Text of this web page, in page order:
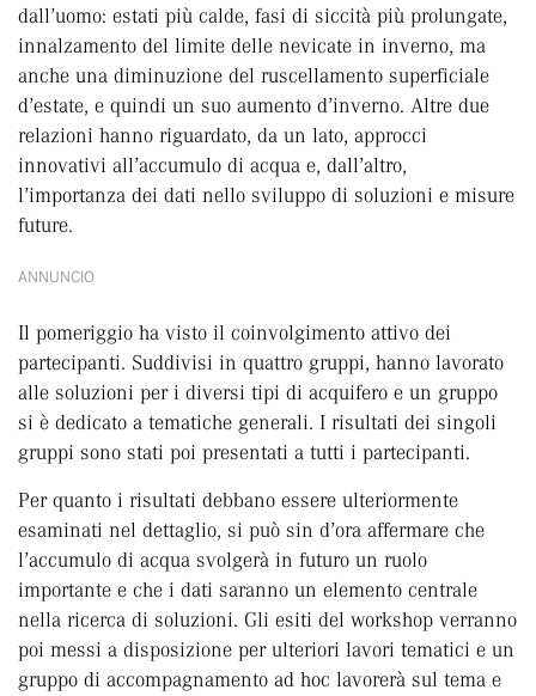
dall’uomo: estati più calde, fasi di siccità più prolungate,
innalzamento del limite delle nevicate in inverno, ma
anche una diminuzione del ruscellamento superficiale
d’estate, e quindi un suo aumento d’inverno. Altre due
relazioni hanno riguardato, da un lato, approcci
innovativi all’accumulo di acqua e, dall’altro,
l’importanza dei dati nello sviluppo di soluzioni e misure
future.
ANNUNCIO
Il pomeriggio ha visto il coinvolgimento attivo dei
partecipanti. Suddivisi in quattro gruppi, hanno lavorato
alle soluzioni per i diversi tipi di acquifero e un gruppo
si è dedicato a tematiche generali. I risultati dei singoli
gruppi sono stati poi presentati a tutti i partecipanti.
Per quanto i risultati debbano essere ulteriormente
esaminati nel dettaglio, si può sin d’ora affermare che
l’accumulo di acqua svolgerà in futuro un ruolo
importante e che i dati saranno un elemento centrale
nella ricerca di soluzioni. Gli esiti del workshop verranno
poi messi a disposizione per ulteriori lavori tematici e un
gruppo di accompagnamento ad hoc lavorerà sul tema e